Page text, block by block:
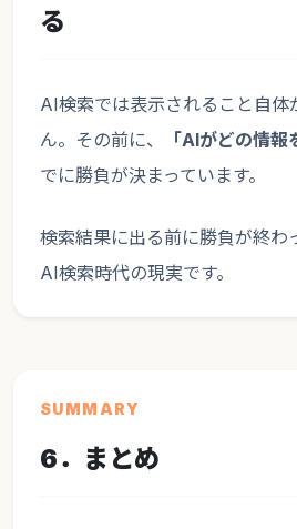
る
AI検索では表示されること自体
ん。その前に、
「AIがどの情報
でに勝負が決まっています。
検索結果に出る前に勝負が終わ
AI検索時代の現実です。
SUMMARY
6．まとめ